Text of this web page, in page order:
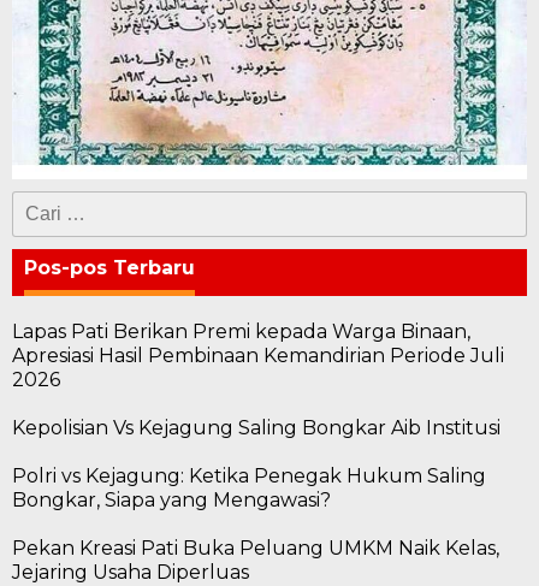
Cari
untuk:
Pos-pos Terbaru
Lapas Pati Berikan Premi kepada Warga Binaan,
Apresiasi Hasil Pembinaan Kemandirian Periode Juli
2026
Kepolisian Vs Kejagung Saling Bongkar Aib Institusi
Polri vs Kejagung: Ketika Penegak Hukum Saling
Bongkar, Siapa yang Mengawasi?
Pekan Kreasi Pati Buka Peluang UMKM Naik Kelas,
Jejaring Usaha Diperluas